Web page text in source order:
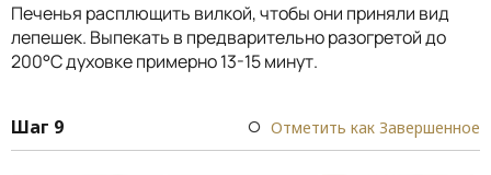
Печенья расплющить вилкой, чтобы они приняли вид
лепешек. Выпекать в предварительно разогретой до
200°С духовке примерно 13-15 минут.
Шаг 9 Отметить как Завершенное